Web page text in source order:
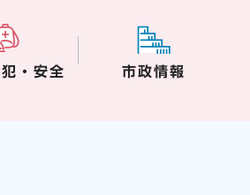
・安全 市政情報